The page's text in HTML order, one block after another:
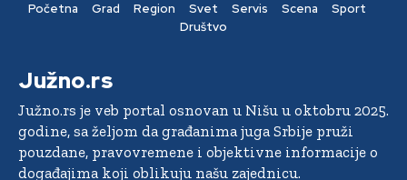
Početna Grad Region Svet Servis Scena
Sport
Društvo
Južno.rs
Južno.rs je veb portal osnovan u Nišu u oktobru 2025.
godine, sa željom da građanima juga Srbije pruži
pouzdane, pravovremene i objektivne informacije o
događajima koji oblikuju našu zajednicu.